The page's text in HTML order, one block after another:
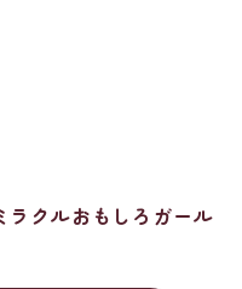
ラクルおもしろガール